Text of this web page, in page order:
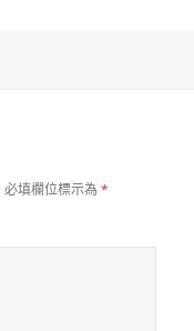
必填欄位標示為*